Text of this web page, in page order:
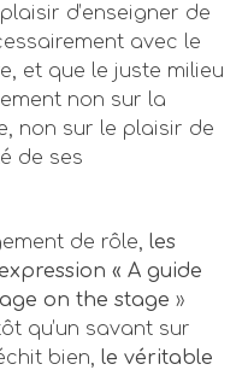
d’enseigner de
avec le
et que le juste milieu
non sur la
non sur le plaisir de
de ses
de rôle, les
« A guide
on the stage »
qu’un savant sur
bien, le véritable